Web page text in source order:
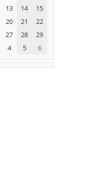
13 14
15
20 21
22
27 28
29
4 5 6